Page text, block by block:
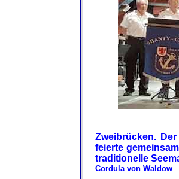
Zweibrücken.
feierte
traditionelle
Cordula von Waldow